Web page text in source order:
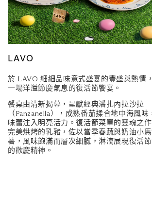
LAVO
於 LAVO 細細品味意式盛宴的豐盛與熱情
一場洋溢節慶氣息的復活節饗宴。
餐桌由清新揭幕，呈獻經典潘扎內拉沙拉
（Panzanella），成熟番茄揉合地中海風味
味蕾注入明亮活力。復活節菜單的靈魂之
完美烘烤的乳豬，佐以當季春蔬與奶油小
薯，風味飽滿而層次細膩，淋漓展現復活
的歡慶精神。